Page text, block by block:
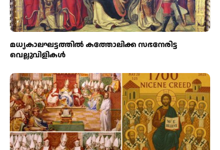
മധ്യകാലഘട്ടത്തില്‍ കത്തോലിക്ക സഭനേരിട്ട
വെല്ലുവിളികള്‍